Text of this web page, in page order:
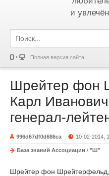
и
Полная версия сайта
Шрейтер фон
Карл
генерал-
996d67df0d686ca 10-02-2014,
База знаний Ассоциации / "Ш"
Шрейтер фон